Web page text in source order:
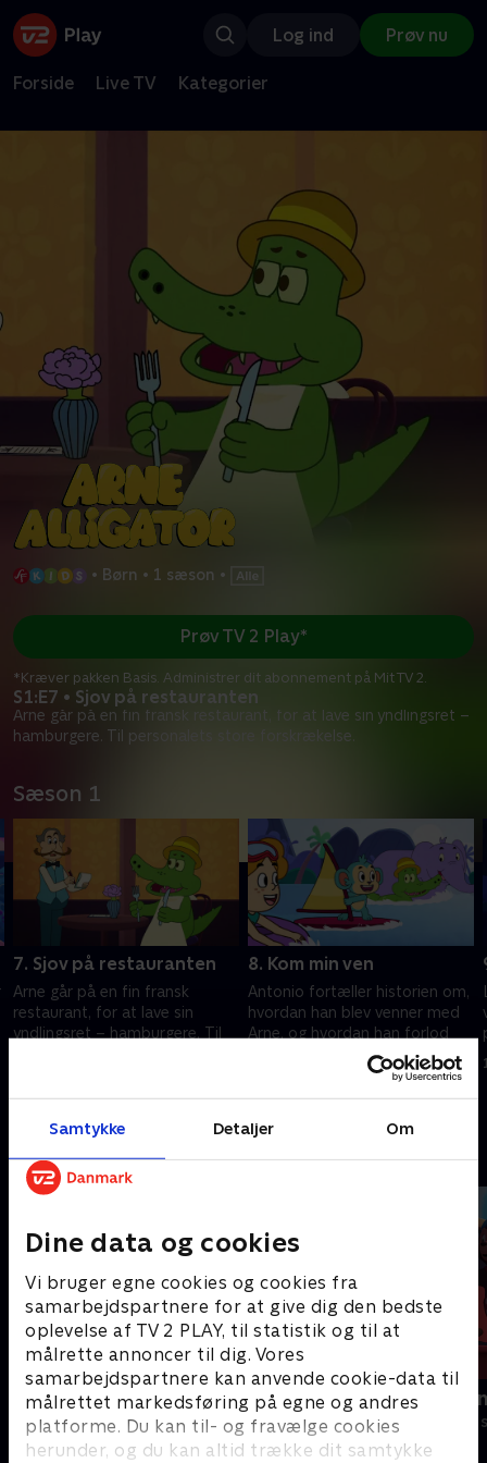
Samtykke Detaljer Om
Dine data og cookies
Vi bruger egne cookies og cookies fra
samarbejdspartnere for at give dig den bedste
oplevelse af TV 2 PLAY, til statistik og til at
målrette annoncer til dig. Vores
samarbejdspartnere kan anvende cookie-data til
målrettet markedsføring på egne og andres
platforme. Du kan til- og fravælge cookies
herunder, og du kan altid trække dit samtykke
Log ind Prøv nu
Forside Live TV Kategorier
• Børn • 1 sæson •
S1:E7 • Sjov på restauranten
Arne går på en fin fransk restaurant, for at lave sin yndlingsret –
hamburgere. Til personalets store forskrækelse.
Prøv TV 2 Play*
*Kræver pakken Basis. Administrer dit abonnement på Mit TV 2.
Sæson 1
7. Sjov på restauranten
Arne går på en fin fransk
restaurant, for at lave sin
yndlingsret – hamburgere. Til
8. Kom min ven
Antonio fortæller historien om,
hvordan han blev venner med
Arne, og hvordan han forlod
sine tidligere venner, som
Andre så også
Pingu
Børneserier • 6 sæsoner
Rasmus
Børneserier • 3